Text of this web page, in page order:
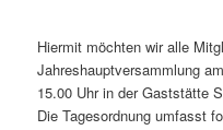
Hiermit möchten wir alle
Jahreshauptversammlung
15.00 Uhr in der Gaststätte
Die Tagesordnung umfasst